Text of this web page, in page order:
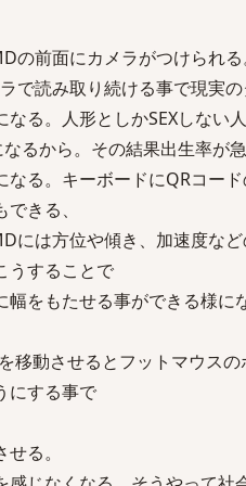
の前面にカメラがつけられ
で読み取り続ける事で現実
る。人形としかSEXしない
るから。その結果出生率が急
る。キーボードにQRコー
きる、
には方位や傾き、加速度など
うすることで
をもたせる事ができる様に
移動させるとフットマウス
にする事で
る。